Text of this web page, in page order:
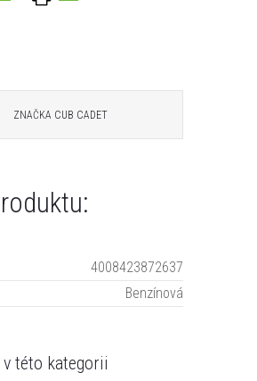
ZNAČKA CUB CADET
4008423872637
Benzínová
této kategorii